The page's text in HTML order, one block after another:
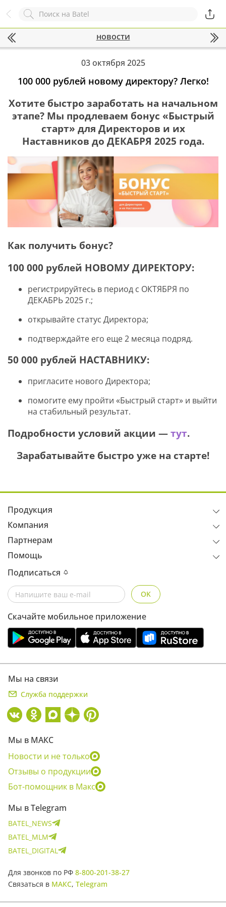
Назад
Комментарий
ОСТАВИТЬ ЗАЯВКУ
новости
03 октября 2025
100 000 рублей новому директору? Легко!
Хотите быстро заработать на начальном
этапе? Мы продлеваем бонус «Быстрый
старт» для Директоров и их
Наставников до ДЕКАБРЯ 2025 года.
Как получить бонус?
100 000 рублей НОВОМУ ДИРЕКТОРУ:
регистрируйтесь в период с ОКТЯБРЯ по
ДЕКАБРЬ 2025 г.;
открывайте статус Директора;
подтверждайте его еще 2 месяца подряд.
50 000 рублей НАСТАВНИКУ:
пригласите нового Директора;
помогите ему пройти «Быстрый старт» и выйти
на стабильный результат.
Подробности условий акции — тут.
Зарабатывайте быстро уже на старте!
Служба online-поддержки
Появился вопрос?Заполните эту форму!
+7
Я соглашаюсь сполитикой защиты
ОТПРАВИТЬ
Наша служба поддержкиработает
и праздничных дней.
Звоните нам!
МАКС
Для звонков по РФ
8-800-201-38-27
Компания
Партнерам
Продукция
Помощь
Подписаться
OK
Скачайте мобильное приложение
Мы на связи
Служба поддержки
Мы в МАКС
Новости и не только
Отзывы о продукции
Бот-помощник в Макс
Мы в Telegram
BATEL_NEWS
BATEL_MLM
BATEL_DIGITAL
Для звонков по РФ 8-800-201-38-27
Связаться в МАКС, Telegram